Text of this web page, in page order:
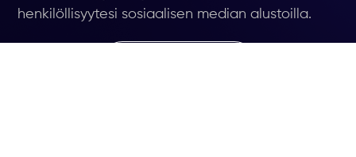
henkilöllisyytesi sosiaalisen median alustoilla.